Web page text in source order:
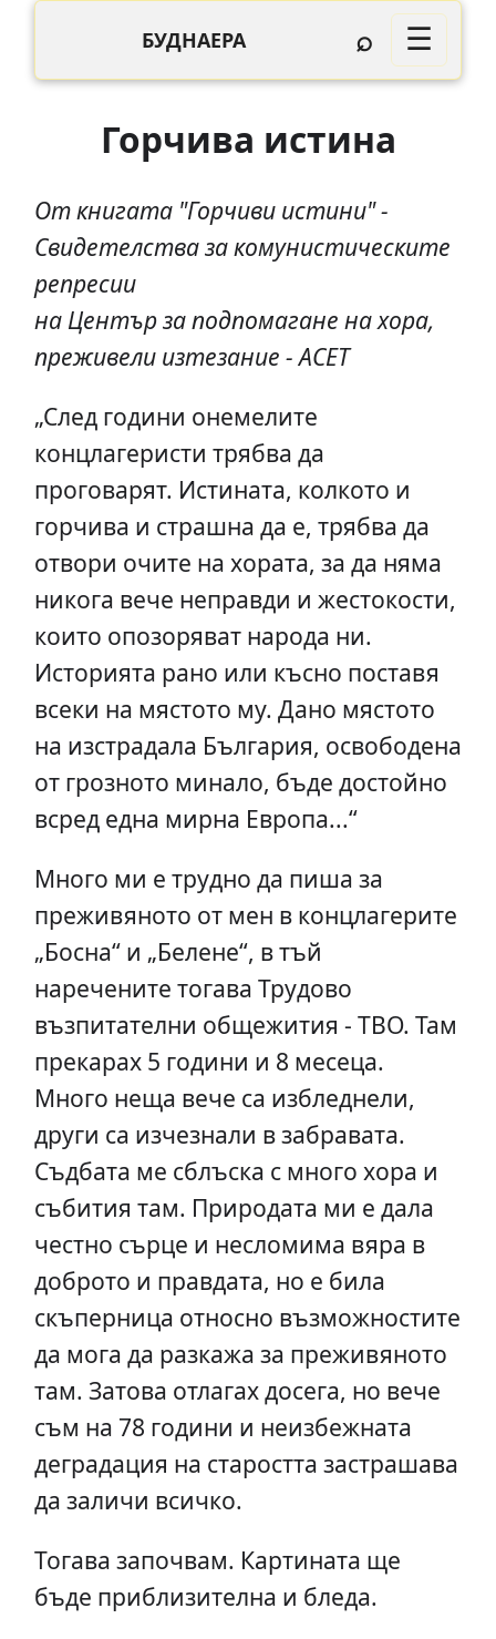
БУДНАЕРА ⌕ ☰
Горчива истина
От книгата "Горчиви истини" -
Свидетелства за комунистическите
penpecuu
на Център за подпомагане на хора,
преживели изтезание - АСЕТ
„След години онемелите
концлагеристи трябва да
проговарят. Истината, колкото и
горчива и страшна да е, трябва да
отвори очите на хората, за да няма
никога вече неправди и жестокости,
които опозоряват народа ни.
Историята рано или късно поставя
всеки на мястото му. Дано мястото
на изстрадала България, освободена
от грозното минало, бъде достойно
всред една мирна Европа...“
Много ми е трудно да пиша за
преживяното от мен в концлагерите
„Босна“ и „Белене“, в тъй
наречените тогава Трудово
възпитателни общежития - ТВО. Там
прекарах 5 години и 8 месеца.
Много неща вече са избледнели,
други са изчезнали в забравата.
Съдбата ме сблъска с много хора и
събития там. Природата ми е дала
честно сърце и несломима вяра в
доброто и правдата, но е била
скъперница относно възможностите
да мога да разкажа за преживяното
там. Затова отлагах досега, но вече
съм на 78 години и неизбежната
деградация на старостта застрашава
да заличи всичко.
Тогава започвам. Картината ще
бъде приблизителна и бледа.